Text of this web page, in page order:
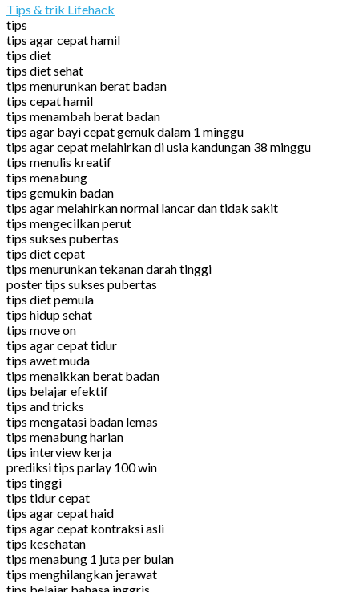
Tips & trik Lifehack
tips
tips agar cepat hamil
tips diet
tips diet sehat
tips menurunkan berat badan
tips cepat hamil
tips menambah berat badan
tips agar bayi cepat gemuk dalam 1 minggu
tips agar cepat melahirkan di usia kandungan 38 minggu
tips menulis kreatif
tips menabung
tips gemukin badan
tips agar melahirkan normal lancar dan tidak sakit
tips mengecilkan perut
tips sukses pubertas
tips diet cepat
tips menurunkan tekanan darah tinggi
poster tips sukses pubertas
tips diet pemula
tips hidup sehat
tips move on
tips agar cepat tidur
tips awet muda
tips menaikkan berat badan
tips belajar efektif
tips and tricks
tips mengatasi badan lemas
tips menabung harian
tips interview kerja
prediksi tips parlay 100 win
tips tinggi
tips tidur cepat
tips agar cepat haid
tips agar cepat kontraksi asli
tips kesehatan
tips menabung 1 juta per bulan
tips menghilangkan jerawat
tips belajar bahasa inggris